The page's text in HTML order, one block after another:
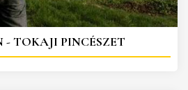
- TOKAJI PINCÉSZET